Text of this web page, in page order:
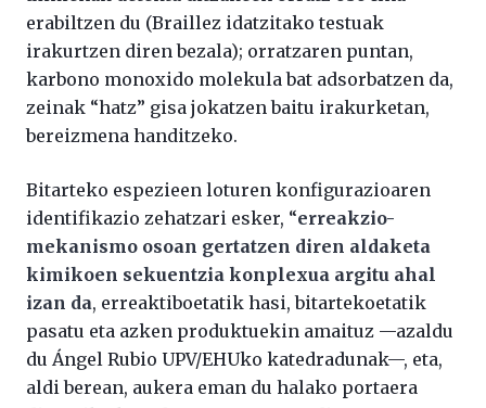
erabiltzen du (Braillez idatzitako testuak
irakurtzen diren bezala); orratzaren puntan,
karbono monoxido molekula bat adsorbatzen da,
zeinak “hatz” gisa jokatzen baitu irakurketan,
bereizmena handitzeko.
Bitarteko espezieen loturen konfigurazioaren
identifikazio zehatzari esker, “erreakzio-
mekanismo osoan gertatzen diren aldaketa
kimikoen sekuentzia konplexua argitu ahal
izan da, erreaktiboetatik hasi, bitartekoetatik
pasatu eta azken produktuekin amaituz —azaldu
du Ángel Rubio UPV/EHUko katedradunak—, eta,
aldi berean, aukera eman du halako portaera